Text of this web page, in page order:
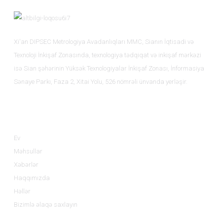
Xi'an DIPSEC Metrologiya Avadanlıqları MMC, Sianın İqtisadi və
Texnoloji İnkişaf Zonasında, texnologiya tədqiqat və inkişaf mərkəzi
isə Sian şəhərinin Yüksək Texnologiyalar İnkişaf Zonası, İnformasiya
Sənaye Parkı, Faza 2, Xitai Yolu, 526 nömrəli ünvanda yerləşir.
Ev
Məhsullar
Xəbərlər
Haqqımızda
Həllər
Bizimlə əlaqə saxlayın